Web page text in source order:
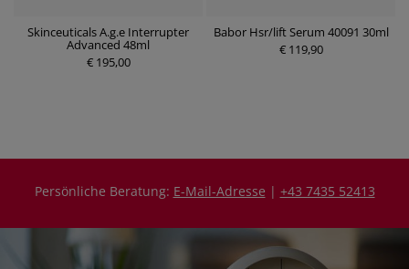
Skinceuticals A.g.e Interrupter
Advanced 48ml
€ 195,00
Babor Hsr/lift Serum 40091 30ml
€ 119,90
Persönliche Beratung: E-Mail-Adresse | +43 7435 52413